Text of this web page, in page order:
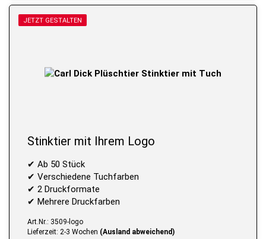
JETZT GESTALTEN
Stinktier mit Ihrem Logo
✔ Ab 50 Stück
✔ Verschiedene Tuchfarben
✔ 2 Druckformate
✔ Mehrere Druckfarben
Art.Nr.: 3509-logo
Lieferzeit: 2-3 Wochen (Ausland abweichend)